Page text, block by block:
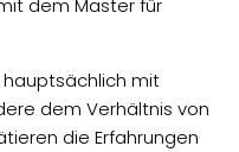
dem Master für
mit
dem Verhältnis von
die Erfahrungen